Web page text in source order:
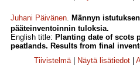
Juhani Päivänen. Männyn
pääteinventoinnin tuloksia.
English title: Planting date of scots
peatlands. Results from final
Tiivistelmä| Näytä lisätiedot